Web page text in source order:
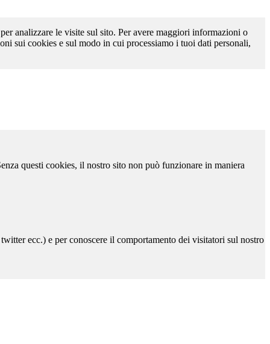
analizzare le visite sul sito. Per avere maggiori informazioni o
sui cookies e sul modo in cui processiamo i tuoi dati personali,
questi cookies, il nostro sito non può funzionare in maniera
ecc.) e per conoscere il comportamento dei visitatori sul nostro